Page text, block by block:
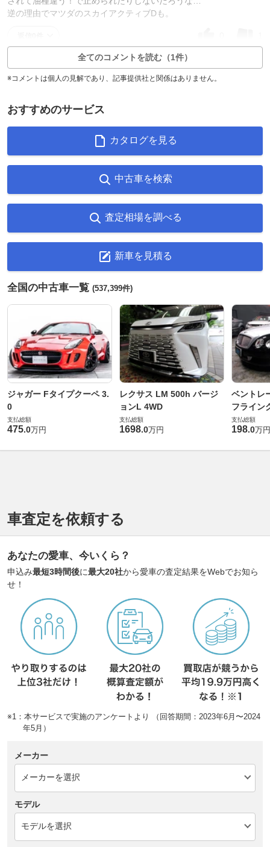
逆の理由でマツダのスカイアクティブDも。
全てのコメントを読む（1件）
※コメントは個人の見解であり、記事提供社と関係はありません。
おすすめのサービス
カタログを見る
中古車を検索
査定相場を調べる
新車を見積る
全国の中古車一覧 (537,399件)
ジャガー Fタイプクーペ 3.
0
支払総額
475.0万円
レクサス LM 500h バージ
ョンL 4WD
支払総額
1698.0万円
ベントレ
フライン
支払総額
198.0万円
車査定を依頼する
あなたの愛車、今いくら？
申込み最短3時間後に最大20社から愛車の査定結果をWebでお知ら
せ！
※1：本サービスで実施のアンケートより （回答期間：2023年6月〜2024
年5月）
メーカー
モデル